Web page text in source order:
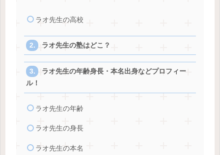
ラオ先生の高校
ラオ先生の塾はどこ？
ラオ先生の年齢身長・本名出身などプロフィー
ル！
ラオ先生の年齢
ラオ先生の身長
ラオ先生の本名